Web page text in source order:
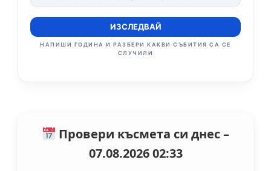
ИЗСЛЕДВАЙ
НАПИШИ ГОДИНА И РАЗБЕРИ КАКВИ СЪБИТИЯ СА СЕ
СЛУЧИЛИ
Провери късмета си днес –
07.08.2026 02:33